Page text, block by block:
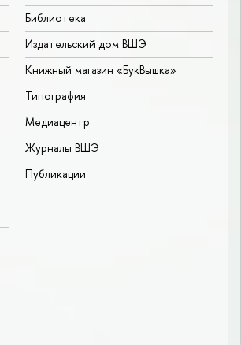
Библиотека
Издательский дом ВШЭ
Книжный магазин «БукВышка»
Типография
Медиацентр
Журналы ВШЭ
Публикации